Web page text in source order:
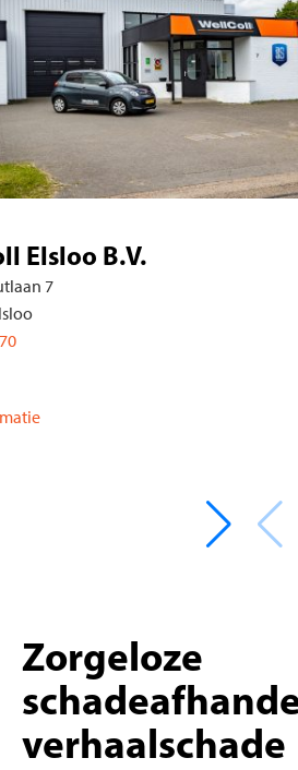
WellColl Heerlen
Zorgeloze
verhaalschade